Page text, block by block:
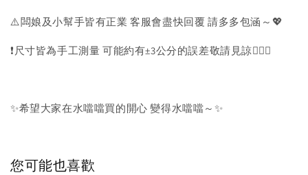
⚠️闆娘及小幫手皆有正業 客服會盡快回覆 請多多包涵～💖
❗️尺寸皆為手工測量 可能約有±3公分的誤差敬請見諒🙇🏻‍♀️
✨希望大家在水噹噹買的開心 變得水噹噹～✨
您可能也喜歡